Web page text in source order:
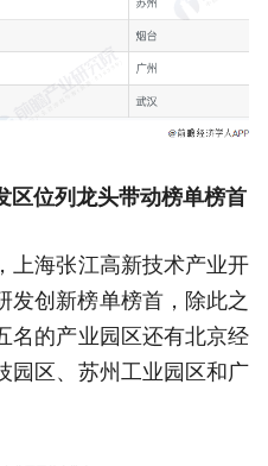
区位列龙头带动榜单榜首
上海张江高新技术产业开
发创新榜单榜首，除此之
名的产业园区还有北京经
园区、苏州工业园区和广